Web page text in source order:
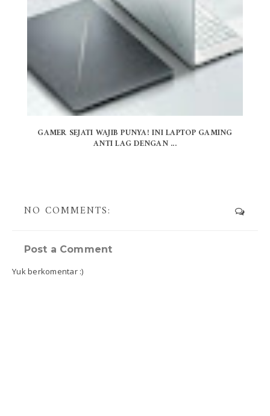
GAMER SEJATI WAJIB PUNYA! INI LAPTOP GAMING
ANTI LAG DENGAN ...
NO COMMENTS:
Post a Comment
Yuk berkomentar :)